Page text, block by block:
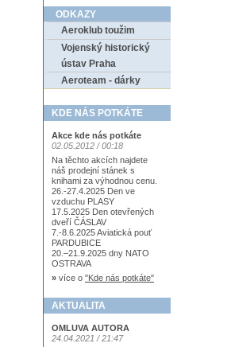
ODKAZY
Aeroklub toužim
Vojenský historický
ústav Praha
Aeroteam - dárky
KDE NÁS POTKÁTE
Akce kde nás potkáte
02.05.2012 / 00:18
Na těchto akcích najdete
náš prodejní stánek s
knihami za výhodnou cenu.
26.-27.4.2025 Den ve
vzduchu PLASY
17.5.2025 Den otevřených
dveří ČÁSLAV
7.-8.6.2025 Aviatická pouť
PARDUBICE
20.–21.9.2025 dny NATO
OSTRAVA
» více o "Kde nás potkáte"
AKTUALITA
OMLUVA AUTORA
24.04.2021 / 21:47